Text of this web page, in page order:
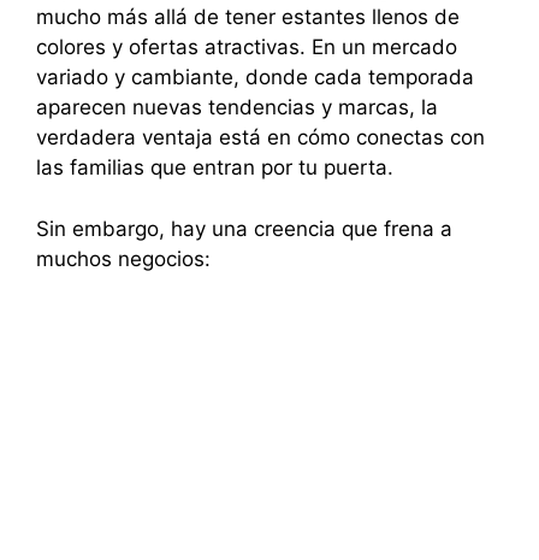
mucho más allá de tener estantes llenos de
colores y ofertas atractivas. En un mercado
variado y cambiante, donde cada temporada
aparecen nuevas tendencias y marcas, la
verdadera ventaja está en cómo conectas con
las familias que entran por tu puerta.
Sin embargo, hay una creencia que frena a
muchos negocios: